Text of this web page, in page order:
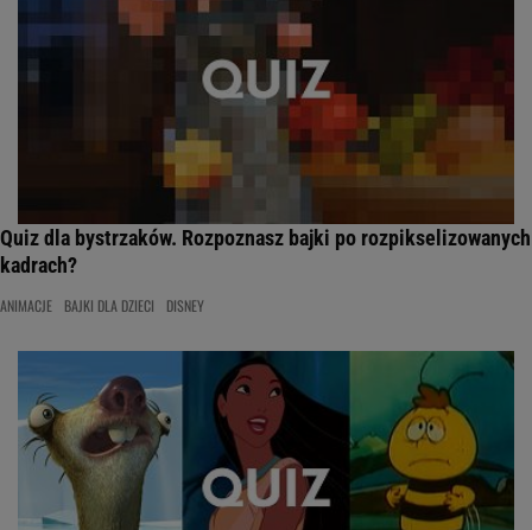
Quiz dla bystrzaków. Rozpoznasz bajki po rozpikselizowanych
kadrach?
ANIMACJE BAJKI DLA DZIECI DISNEY